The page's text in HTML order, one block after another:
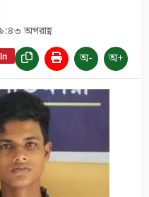
অপরাহ্ণ
অ- অ+